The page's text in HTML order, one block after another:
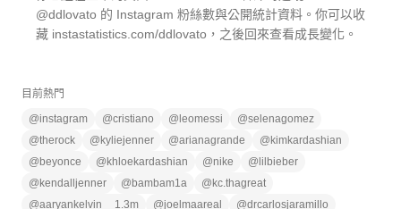
@ddlovato 的 Instagram 粉絲數與公開統計資料。你可以收
藏 instastatistics.com/ddlovato，之後回來查看成長變化。
目前熱門
@instagram @cristiano @ leomessi @selenagomez
@therock @ kyliejenner @arianagrande @ kimkardashian
@ beyonce @ khloekardashian @nike @ lilbieber
@ kendalljenner @ bambam1a @ kc.thagreat
@aaryankelvin__1.3m @joelmaareal @drcarlosjaramillo